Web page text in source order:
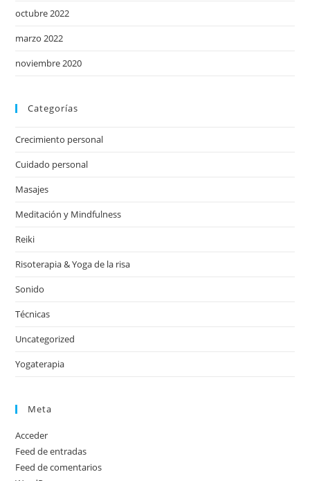
octubre 2022
marzo 2022
noviembre 2020
Categorías
Crecimiento personal
Cuidado personal
Masajes
Meditación y Mindfulness
Reiki
Risoterapia & Yoga de la risa
Sonido
Técnicas
Uncategorized
Yogaterapia
Meta
Acceder
Feed de entradas
Feed de comentarios